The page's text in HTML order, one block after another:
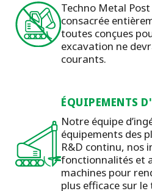
Techno Metal
consacrée
toutes conçues
excavation ne
courants.
ÉQUIPEMENTS
Notre équipe
équipements des
R&D continu, nos
fonctionnalités et
machines pour
plus efficace sur